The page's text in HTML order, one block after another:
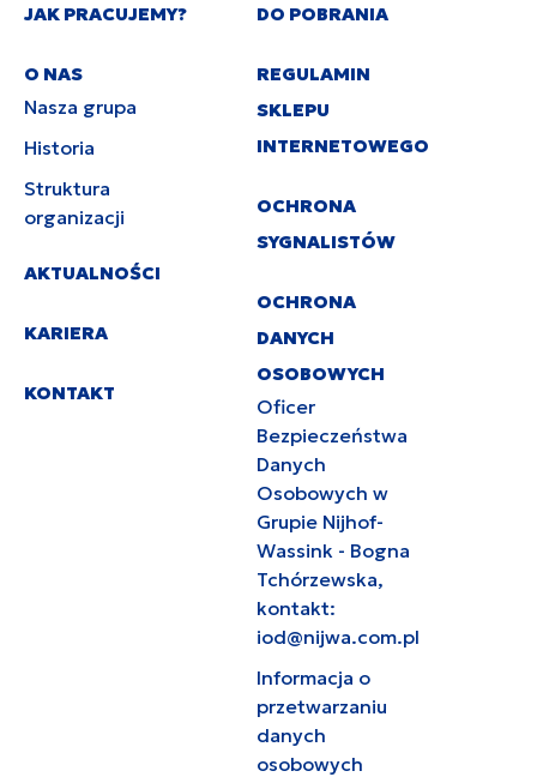
JAK PRACUJEMY?
O NAS
Nasza grupa
Historia
Struktura
organizacji
AKTUALNOŚCI
KARIERA
KONTAKT
DO POBRANIA
REGULAMIN
SKLEPU
INTERNETOWEGO
OCHRONA
SYGNALISTÓW
OCHRONA
DANYCH
OSOBOWYCH
Oficer
Bezpieczeństwa
Danych
Osobowych w
Grupie Nijhof-
Wassink - Bogna
Tchórzewska,
kontakt:
iod@nijwa.com.pl
Informacja o
przetwarzaniu
danych
osobowych